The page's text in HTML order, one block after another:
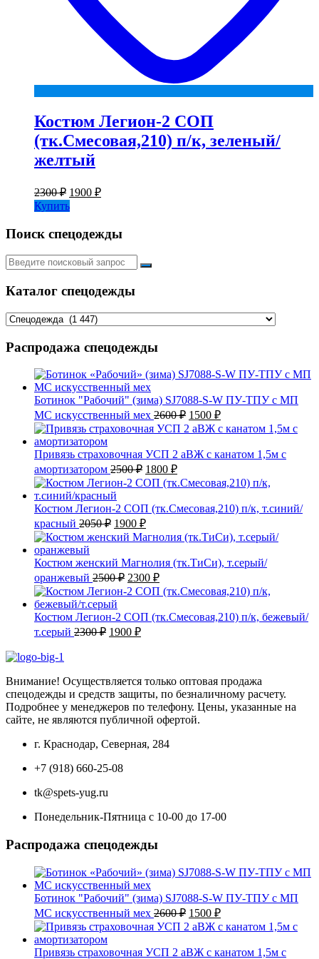
Костюм Легион-2 СОП
(тк.Смесовая,210) п/к, зеленый/
желтый
2300₽ Первоначальная
цена
составляла
2300 ₽.
1900 ₽Текущая
Купить
Поиск спецодежды
Искать:
Каталог спецодежды
Распродажа спецодежды
Ботинок "Рабочий" (зима) SJ7088-S-W ПУ-ТПУ с МП
МС искусственный мех 2600₽ Первоначальная
цена
составляла
2600 ₽.
1500 ₽Текущая
цена:
Привязь страховочная УСП 2 аВЖ с канатом 1,5м с
амортизатором 2500₽ Первоначальная
цена
составляла
2500 ₽.
1800 ₽Текущая
цена:
Костюм Легион-2 СОП (тк.Смесовая,210) п/к, т.синий/
красный 2050₽ Первоначальная
цена
составляла
2050 ₽.
1900 ₽Текущая
цена:
Костюм женский Магнолия (тк.ТиСи), т.серый/
оранжевый 2500₽ Первоначальная
цена
составляла
2500 ₽.
2300 ₽Текущая
цена:
Костюм Легион-2 СОП (тк.Смесовая,210) п/к, бежевый/
т.серый 2300₽ Первоначальная
1900 ₽Текущая
Внимание! Осуществляется только оптовая продажа
спецодежды и средств защиты, по безналичному расчету.
Подробнее у менеджеров по телефону. Цены, указанные на
сайте, не являются публичной офертой.
г. Краснодар, Северная, 284
+7 (918) 660-25-08
tk@spets-yug.ru
Понедельник-Пятница с 10-00 до 17-00
Распродажа спецодежды
Ботинок "Рабочий" (зима) SJ7088-S-W ПУ-ТПУ с МП
МС искусственный мех 2600₽ Первоначальная
цена
составляла
2600 ₽.
1500 ₽Текущая
цена:
Привязь страховочная УСП 2 аВЖ с канатом 1,5м с